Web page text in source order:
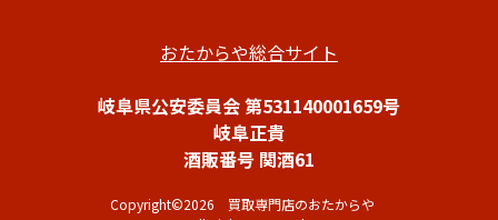
おたからや総合サイト
岐阜県公安委員会 第531140001659号
岐阜正貴
酒販番号 関酒61
Copyright©2026 買取専門店のおたからや